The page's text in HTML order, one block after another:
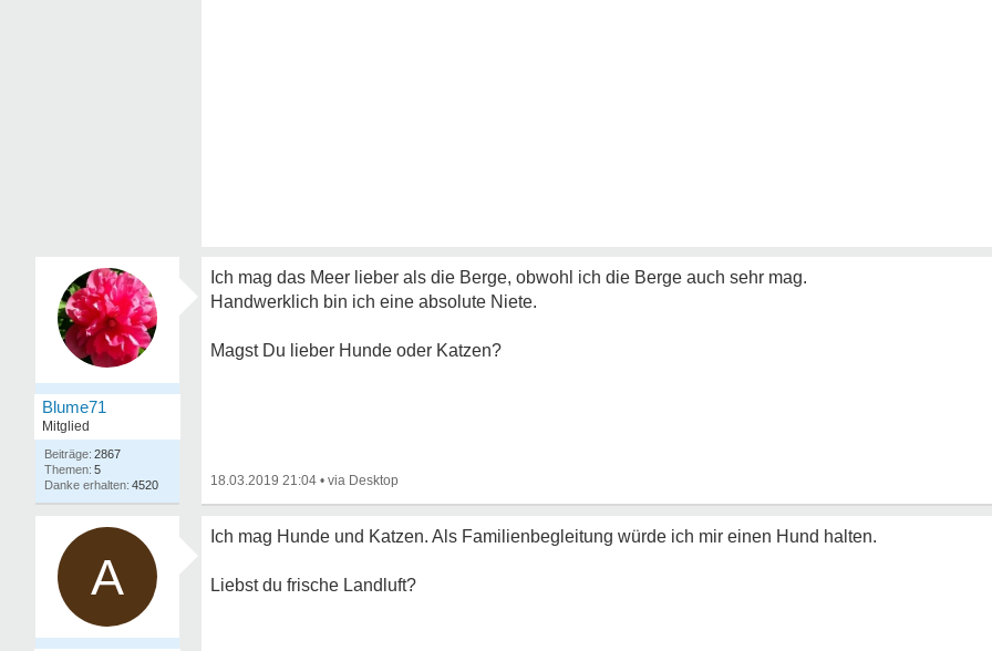
Blume71
Mitglied
2867
5
4520
Ich mag das Meer lieber als die Berge, obwohl ich die Berge auch sehr mag.
Handwerklich bin ich eine absolute Niete.
Magst Du lieber Hunde oder Katzen?
18.03.2019 21:04 •
A
Ich mag Hunde und Katzen. Als Familienbegleitung würde ich mir einen Hund halten.
Liebst du frische Landluft?